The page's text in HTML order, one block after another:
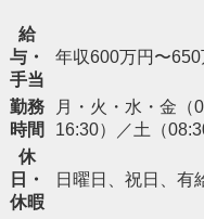
給
与・
手当
年収600万円〜650
勤務
時間
月・火・水・金（
16:30）／土（
休
日・
休暇
日曜日、祝日、有